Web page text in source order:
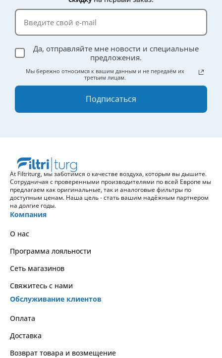
Да, отправляйте мне новости и специальные
предложения.
Мы бережно относимся к вашим данным и не передаём их
третьим лицам.
Подписаться
At Filtriturg, мы заботимся о качестве воздуха, которым вы дышите.
Сотрудничая с проверенными производителями по всей Европе мы
предлагаем как оригинальные, так и аналоговые фильтры по
доступным ценам. Наша цель - стать вашим надёжным партнером
на долгие годы.
Компания
О нас
Программа лояльности
Сеть магазинов
Свяжитесь с нами
Обслуживание клиентов
Оплата
Доставка
Возврат товара и возмещение